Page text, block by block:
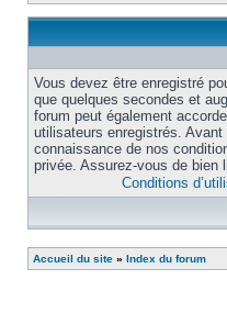
Vous devez être enregistré
que quelques secondes et
forum peut également
utilisateurs enregistrés.
connaissance de nos
privée. Assurez-vous de bien
Conditions
Accueil du site » Index du forum